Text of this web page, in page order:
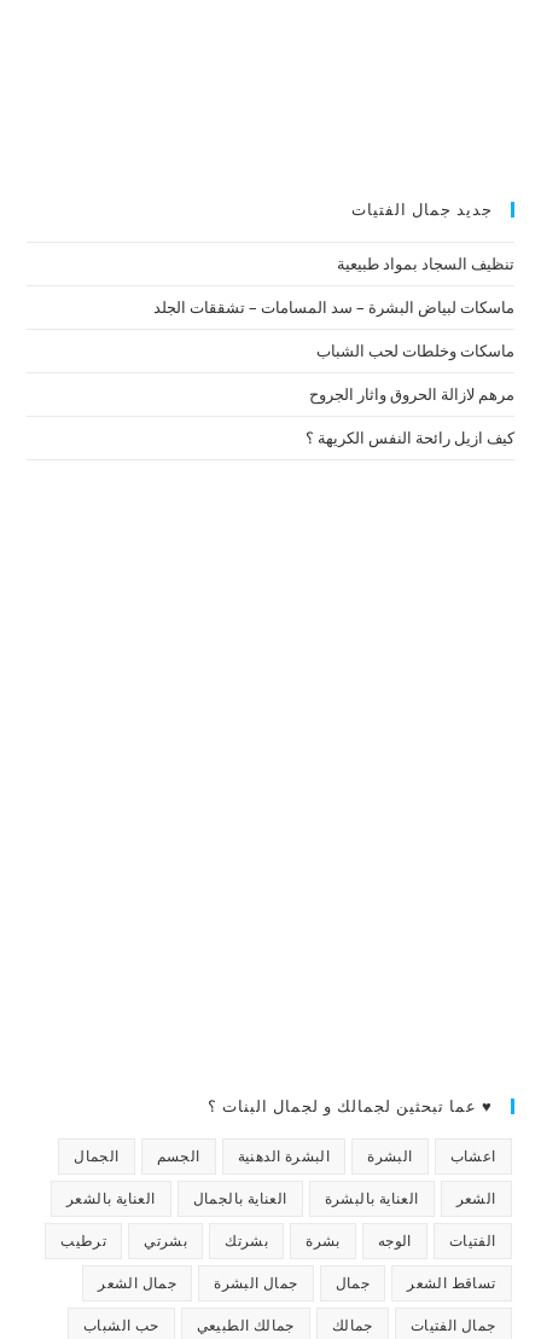
جديد جمال الفتيات
تنظيف السجاد بمواد طبيعية
ماسكات لبياض البشرة – سد المسامات – تشققات الجلد
ماسكات وخلطات لحب الشباب
مرهم لازالة الحروق واثار الجروح
كيف ازيل رائحة النفس الكريهة ؟
♥ عما تبحثين لجمالك و لجمال البنات ؟
اعشاب البشرة البشرة الدهنية الجسم الجمال
الشعر العناية بالبشرة العناية بالجمال العناية بالشعر
الفتيات الوجه بشرة بشرتك بشرتي ترطيب
تساقط الشعر جمال جمال البشرة جمال الشعر
جمال الفتيات جمالك جمالك الطبيعي حب الشباب